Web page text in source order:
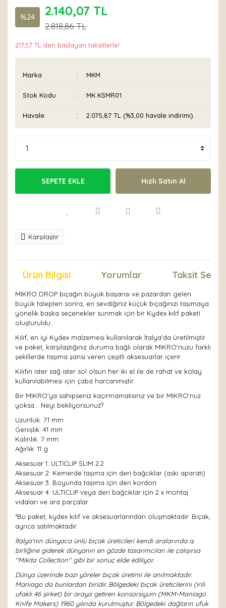
%24 2.140,07 TL
2.818,86 TL
217,57 TL den başlayan taksitlerle!
Marka MKM
Stok Kodu MK KSMR01
Havale 2.075,87 TL (%3,00 havale indirimi)
SEPETE EKLE Hızlı Satın Al
Karşılaştır
Ürün Bilgisi Yorumlar Taksit
MIKRO DROP bıçağın büyük başarısı ve pazardan gelen
büyük talepten sonra, en sevdiğiniz küçük bıçağınızı taşımaya
yönelik başka seçenekler sunmak için bir Kydex kılıf paketi
oluşturuldu.
Kılıf, en iyi Kydex malzemesi kullanılarak İtalya'da üretilmiştir
ve paket, karşılaştığınız duruma bağlı olarak MIKRO'nuzu farklı
şekillerde taşıma şansı veren çeşitli aksesuarlar içerir.
Kılıfın ister sağ ister sol olsun her iki el ile de rahat ve kolay
kullanılabilmesi için çaba harcanmıştır.
Bir MIKRO'ya sahipseniz kaçırmamalısınız ve bir MIKRO'nuz
yoksa… Neyi bekliyorsunuz?
Uzunluk: 71 mm
Genişlik: 41 mm
Kalınlık: 7 mm
Ağırlık: 11 g
Aksesuar 1: ULTICLIP SLIM 2.2
Aksesuar 2: Kemerde taşıma için deri bağcıklar (askı aparatı)
Aksesuar 3: Boyunda taşıma için deri kordon
Aksesuar 4: ULTICLIP veya deri bağcıklar için 2 x montaj
vidaları ve ara parçalar
*Bu paket, kydex kılıf ve aksesuarlarından oluşmaktadır. Bıçak,
ayrıca satılmaktadır.
İtalya'nın dünyaca ünlü bıçak üreticileri kendi aralarında iş
birliğine giderek dünyanın en gözde tasarımcıları ile çalışırsa
''Mikita Collection'' gibi bir sonuç elde ediliyor.
Dünya üzerinde bazı yöreler bıçak üretimi ile anılmaktadır.
Maniago da bunlardan biridir. Bölgedeki bıçak üreticilerini (irili
ufaklı 46 şirket) bir araya getiren konsorsiyum (MKM-Maniago
Knife Makers) 1960 yılında kurulmuştur. Bölgedeki dağların ufuk